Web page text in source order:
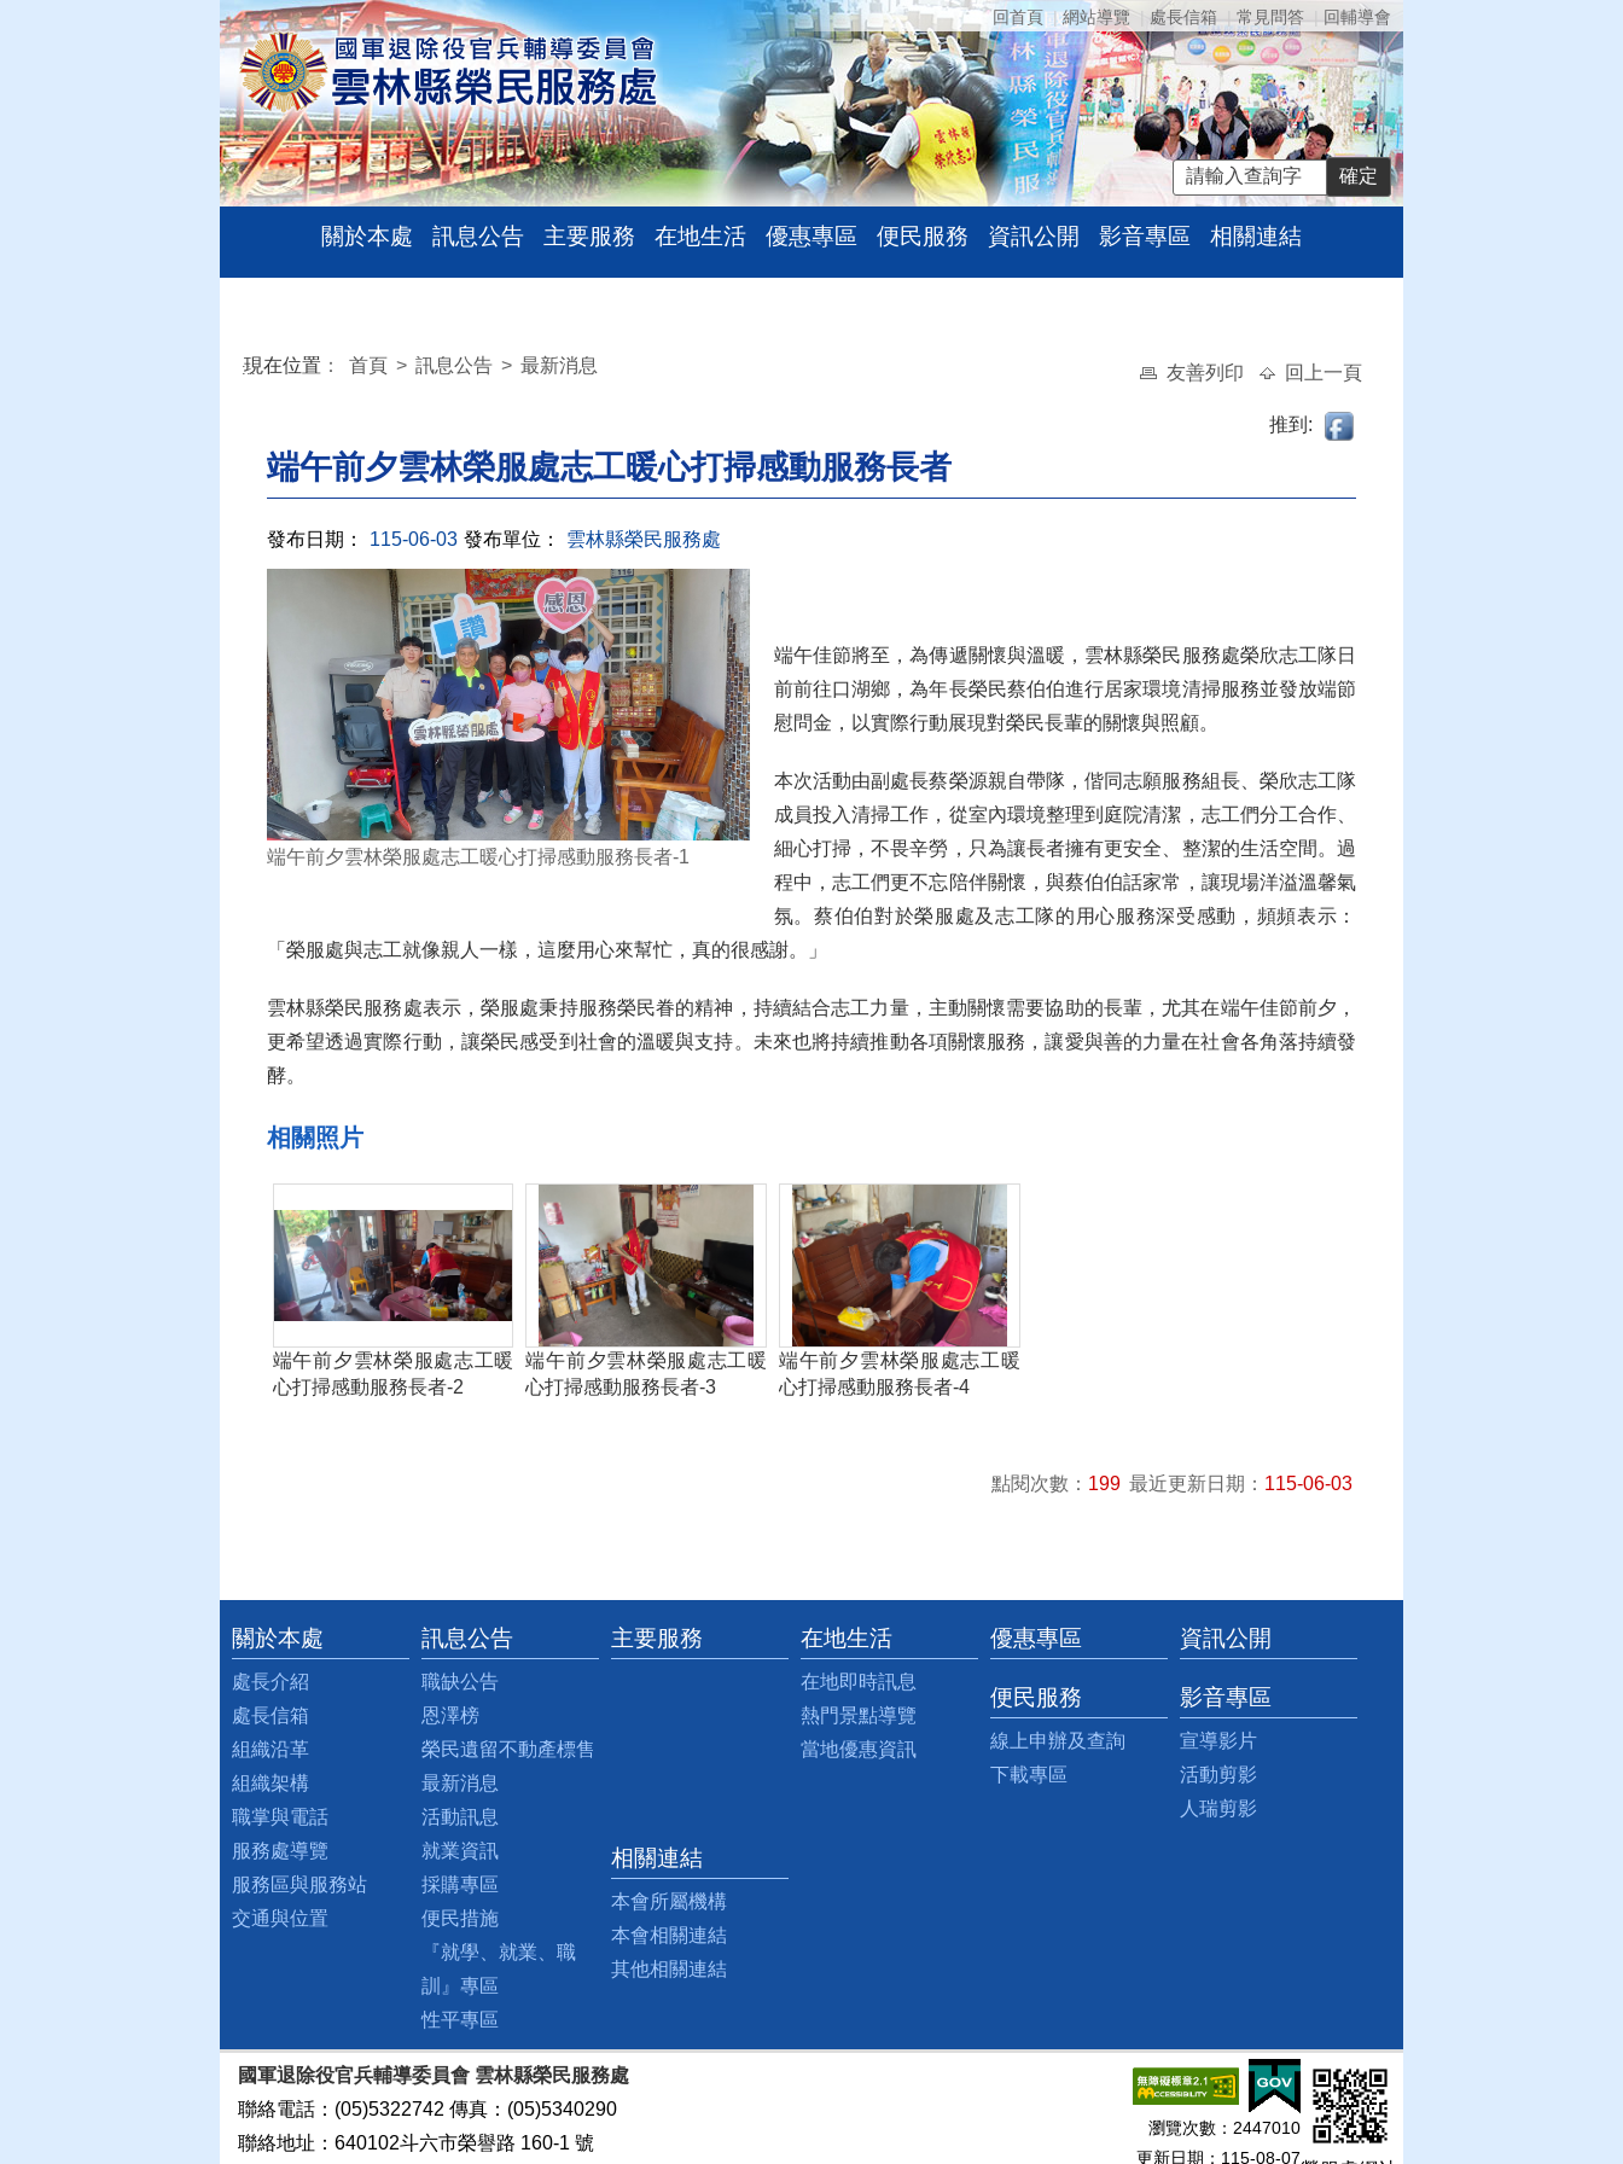
回首頁 網站導覽 處長信箱 常見問答 回輔導會
關於本處 訊息公告 主要服務 在地生活 優惠專區 便民服務 資訊公開 影音專區 相關連結
:::
現在位置 ： 首頁 > 訊息公告 > 最新消息 友善列印 回上一頁
推到:
端午前夕雲林榮服處志工暖心打掃感動服務長者
發布日期： 115-06-03 發布單位： 雲林縣榮民服務處
端午前夕雲林榮服處志工暖心打掃感動服務長者-1
端午佳節將至，為傳遞關懷與溫暖，雲林縣榮民服務處榮欣志工隊日
前前往口湖鄉，為年長榮民蔡伯伯進行居家環境清掃服務並發放端節
慰問金，以實際行動展現對榮民長輩的關懷與照顧。
本次活動由副處長蔡榮源親自帶隊，偕同志願服務組長、榮欣志工隊
成員投入清掃工作，從室內環境整理到庭院清潔，志工們分工合作、
細心打掃，不畏辛勞，只為讓長者擁有更安全、整潔的生活空間。過
程中，志工們更不忘陪伴關懷，與蔡伯伯話家常，讓現場洋溢溫馨氣
氛。蔡伯伯對於榮服處及志工隊的用心服務深受感動，頻頻表示：
「榮服處與志工就像親人一樣，這麼用心來幫忙，真的很感謝。」
雲林縣榮民服務處表示，榮服處秉持服務榮民眷的精神，持續結合志工力量，主動關懷需要協助的長輩，尤其在端午佳節前夕，
更希望透過實際行動，讓榮民感受到社會的溫暖與支持。未來也將持續推動各項關懷服務，讓愛與善的力量在社會各角落持續發
酵。
相關照片
端午前夕雲林榮服處志工暖
心打掃感動服務長者-2
端午前夕雲林榮服處志工暖
心打掃感動服務長者-3
端午前夕雲林榮服處志工暖
心打掃感動服務長者-4
點閱次數： 199 最近更新日期： 115-06-03
:::
關於本處
處長介紹
處長信箱
組織沿革
組織架構
職掌與電話
服務處導覽
服務區與服務站
交通與位置
訊息公告
職缺公告
恩澤榜
榮民遺留不動產標售
最新消息
活動訊息
就業資訊
採購專區
便民措施
『就學、就業、職
訓』專區
性平專區
主要服務 在地生活
在地即時訊息
熱門景點導覽
當地優惠資訊
優惠專區 資訊公開
便民服務
線上申辦及查詢
下載專區
影音專區
宣導影片
活動剪影
人瑞剪影
相關連結
本會所屬機構
本會相關連結
其他相關連結
國軍退除役官兵輔導委員會 雲林縣榮民服務處
聯絡電話：(05)5322742 傳真：(05)5340290
聯絡地址：640102斗六市榮譽路 160-1 號
瀏覽次數： 2447010
更新日期：115-08-07